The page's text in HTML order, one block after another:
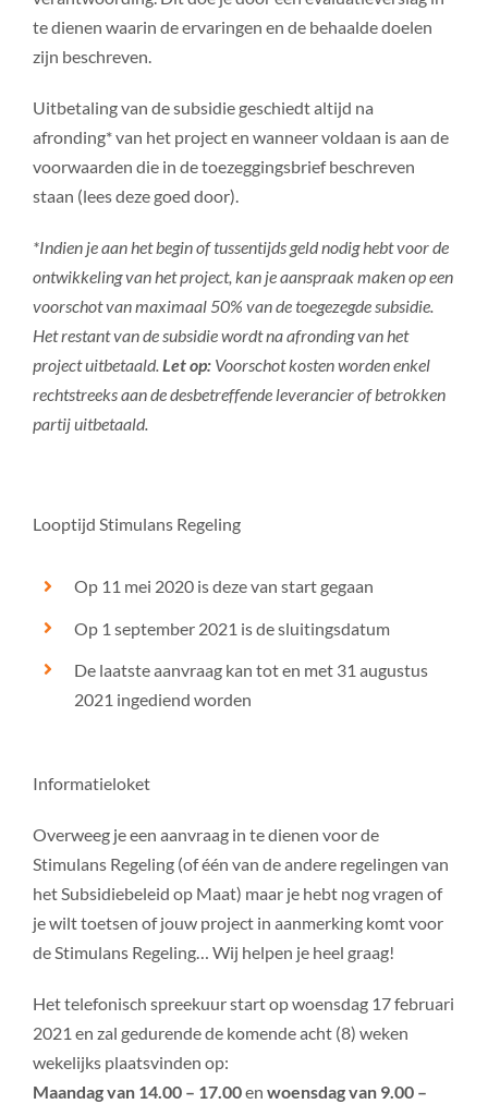
te dienen waarin de ervaringen en de behaalde doelen
zijn beschreven.
Uitbetaling van de subsidie geschiedt altijd na
afronding* van het project en wanneer voldaan is aan de
voorwaarden die in de toezeggingsbrief beschreven
staan (lees deze goed door).
*Indien je aan het begin of tussentijds geld nodig hebt voor de
ontwikkeling van het project, kan je aanspraak maken op een
voorschot van maximaal 50% van de toegezegde subsidie.
Het restant van de subsidie wordt na afronding van het
project uitbetaald.Let op:Voorschot kosten worden enkel
rechtstreeks aan de desbetreffende leverancier of betrokken
partij uitbetaald.
Looptijd Stimulans Regeling
Op 11 mei 2020 is deze van start gegaan
Op 1 september 2021 is de sluitingsdatum
De laatste aanvraag kan tot en met 31 augustus
2021 ingediend worden
Informatieloket
Overweeg je een aanvraag in te dienen voor de
Stimulans Regeling (of één van de andere regelingen van
het Subsidiebeleid op Maat) maar je hebt nog vragen of
je wilt toetsen of jouw project in aanmerking komt voor
de Stimulans Regeling… Wij helpen je heel graag!
Het telefonisch spreekuur start op woensdag 17 februari
2021 en zal gedurende de komende acht (8) weken
wekelijks plaatsvinden op:
Maandag van 14.00 – 17.00en woensdag van 9.00 –